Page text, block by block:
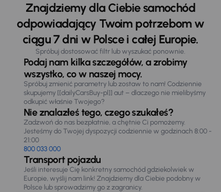
Znajdziemy dla Ciebie samochód
odpowiadający Twoim potrzebom w
ciągu 7 dni w Polsce i całej Europie.
Spróbuj dostosować filtr lub wyszukać ponownie.
Podaj nam kilka szczegółów, a zrobimy
wszystko, co w naszej mocy.
Spróbuj zmienić parametry lub zostaw to nam! Codziennie
skupujemy [[dailyCarsBuy-pl]] aut – dlaczego nie mielibyśmy
odkupić właśnie Twojego?
Nie znalazłeś tego, czego szukałeś?
Zadzwoń do nas bezpłatnie, a chętnie Ci pomożemy.
Jesteśmy do Twojej dyspozycji codziennie w godzinach 8:00 -
21:00
800 033 000
Transport pojazdu
Jeśli interesuje Cię konkretny samochód gdziekolwiek w
Europie, wyślij nam link! Znajdziemy dla Ciebie podobny w
Polsce lub sprowadzimy go z zagranicy.